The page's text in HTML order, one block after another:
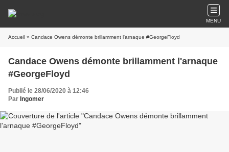
MENU
Accueil » Candace Owens démonte brillamment l'arnaque #GeorgeFloyd
Candace Owens démonte brillamment l'arnaque
#GeorgeFloyd
Publié le 28/06/2020 à 12:46
Par Ingomer